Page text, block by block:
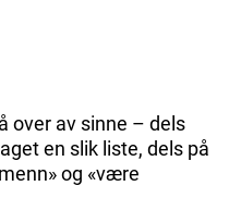
over av sinne – dels
en slik liste, dels på
og «være